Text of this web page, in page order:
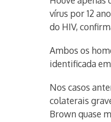
vírus por 12
do HIV,
Ambos os
identificada
Nos casos
colaterais
Brown quase